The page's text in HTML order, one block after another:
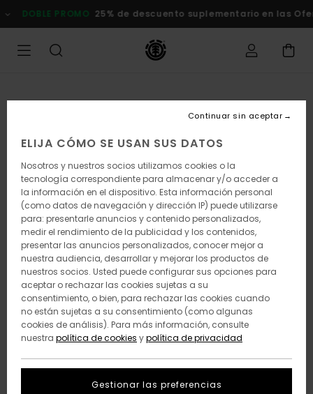
a
la
DOBLE PROMO 25% de descuento suplementario en las
ELIJA CÓMO SE USAN SUS DATOS
Nosotros y nuestros socios utilizamos cookies o la
tecnología correspondiente para almacenar y/o acceder a
la información en el dispositivo. Esta información personal
(como datos de navegación y dirección IP) puede utilizarse
para: presentarle anuncios y contenido personalizados,
medir el rendimiento de la publicidad y los contenidos,
presentar las anuncios personalizados, conocer mejor a
nuestra audiencia, desarrollar y mejorar los productos de
nuestros socios. Usted puede configurar sus opciones para
aceptar o rechazar las cookies sujetas a su
consentimiento, o bien, para rechazar las cookies cuando
no están sujetas a su consentimiento (como algunas
cookies de análisis). Para más información, consulte
nuestra política de cookies ypolítica de privacidad
Gestionar las preferencias
Continuar sin aceptar